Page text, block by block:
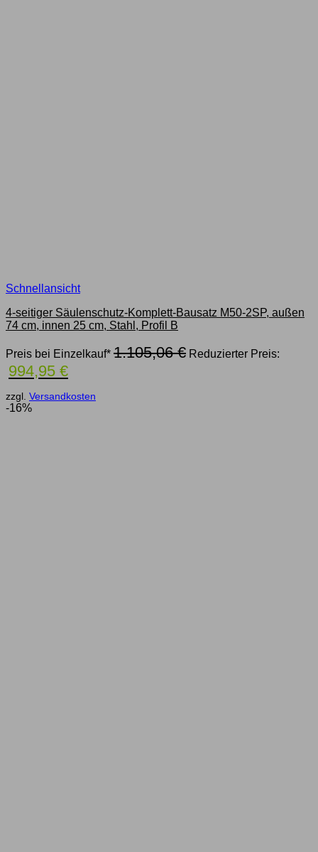
Schnellansicht
4-seitiger Säulenschutz-Komplett-Bausatz M50-2SP, außen
74 cm, innen 25 cm, Stahl, Profil B
Preis bei Einzelkauf* 1.105,06€ Ursprünglicher
Preis
Reduzierter Preis:
994,95 €Aktueller
Preis
ist:
zzgl. Versandkosten
-16%